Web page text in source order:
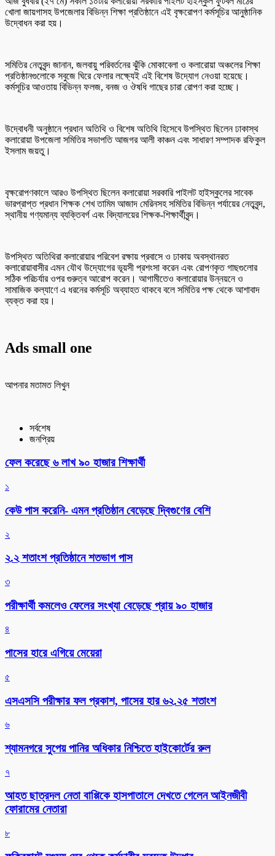
খোলা জায়গাসহ উপজেলার বিভিন্ন শিক্ষা প্রতিষ্ঠানে এই বৃক্ষরোপণ কর্মসূচির আনুষ্ঠানিক
উদ্বোধন করা হয়।
​সমিতির নেতৃবৃন্দ জানান, জলবায়ু পরিবর্তনের ঝুঁকি মোকাবেলা ও কলারোয়া অঞ্চলের শিক্ষা
প্রতিষ্ঠানগুলোকে সবুজে ঘিরে ফেলার লক্ষ্যেই এই বিশেষ উদ্যোগ নেওয়া হয়েছে।
কর্মসূচির আওতায় বিভিন্ন ফলজ, বনজ ও ঔষধি গাছের চারা রোপণ করা হচ্ছে।
​উদ্বোধনী অনুষ্ঠানে প্রধান অতিথি ও বিশেষ অতিথি হিসেবে উপস্থিত ছিলেন ঢাকাস্থ
কলারোয়া উপজেলা সমিতির সভাপতি আজগর আলী কাঞ্চন এবং সাধারণ সম্পাদক রফিকুল
ইসলাম জয়তু।
​বৃক্ষরোপণকালে আরও উপস্থিত ছিলেন কলারোয়া সরকারি পাইলট হাইস্কুলের সাবেক
ভারপ্রাপ্ত প্রধান শিক্ষক শেখ তামিম আজাদ মেরিনসহ সমিতির বিভিন্ন পর্যায়ের নেতৃবৃন্দ,
স্থানীয় গণ্যমান্য ব্যক্তিবর্গ এবং বিদ্যালয়ের শিক্ষক-শিক্ষার্থীবৃন্দ।
​উপস্থিত অতিথিরা কলারোয়ার পরিবেশ রক্ষায় প্রবাসে ও ঢাকায় অবস্থানরত
কলারোয়াবাসীর এমন যৌথ উদ্যোগের ভূয়সী প্রশংসা করেন এবং রোপণকৃত গাছগুলোর
সঠিক পরিচর্যার ওপর গুরুত্ব আরোপ করেন। আগামীতেও কলারোয়ার উন্নয়নে ও
সামাজিক কল্যাণে এ ধরনের কর্মসূচি অব্যাহত থাকবে বলে সমিতির পক্ষ থেকে আশাবাদ
ব্যক্ত করা হয়।
Ads small one
আপনার মতামত লিখুন
সর্বশেষ
জনপ্রিয়
ফেল করেছে ৬ লাখ ৯০ হাজার শিক্ষার্থী
১
কেউ পাস করেনি- এমন প্রতিষ্ঠান বেড়েছে দ্বিগুণের বেশি
২
২.২ শতাংশ প্রতিষ্ঠানে শতভাগ পাস
৩
পরীক্ষার্থী কমলেও ফেলের সংখ্যা বেড়েছে প্রায় ৯০ হাজার
৪
পাসের হারে এগিয়ে মেয়েরা
৫
এসএসসি পরীক্ষার ফল প্রকাশ, পাসের হার ৬২.২৫ শতাংশ
৬
শ্যামনগরে সুপেয় পানির অধিকার নিশ্চিতে হাইকোর্টের রুল
৭
আহত ছাত্রদল নেতা বাপ্পিকে হাসপাতালে দেখতে গেলেন আইনজীবী
ফোরামের নেতারা
৮